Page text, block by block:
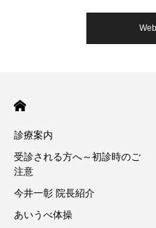
診療案内
受診される方へ～初診時のご
注意
今井一彰 院長紹介
あいうべ体操